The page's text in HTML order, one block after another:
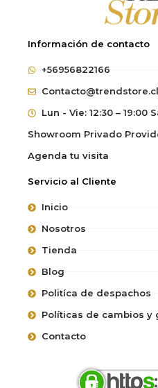
Información de contacto
+56956822166
Contacto@trendstore.cl
Lun - Vie: 12:30 – 19:00
Showroom Privado
Agenda tu visita
Servicio al Cliente
Inicio
Nosotros
Tienda
Blog
Politíca de despachos
Políticas de cambios y
Contacto